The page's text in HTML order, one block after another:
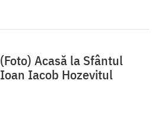
(Foto) Acasă la Sfântul
Ioan Iacob Hozevitul